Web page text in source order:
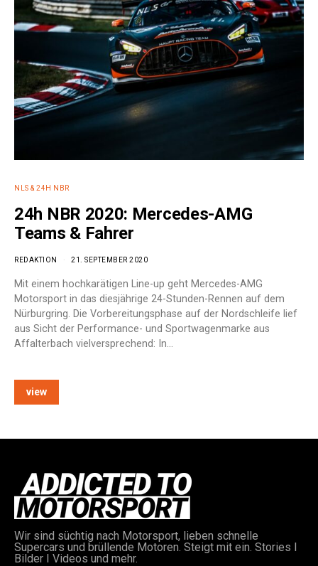
NLS & 24H NBR
24h NBR 2020: Mercedes-AMG
Teams & Fahrer
REDAKTION 21. SEPTEMBER 2020
Mit einem hochkarätigen Line-up geht Mercedes-AMG
Motorsport in das diesjährige 24-Stunden-Rennen auf dem
Nürburgring. Die Vorbereitungsphase auf der Nordschleife lief
aus Sicht der Performance- und Sportwagenmarke aus
Affalterbach vielversprechend: In…
view
Wir sind süchtig nach Motorsport, lieben schnelle
Supercars und brüllende Motoren. Steigt mit ein. Stories I
Bilder I Videos und mehr.